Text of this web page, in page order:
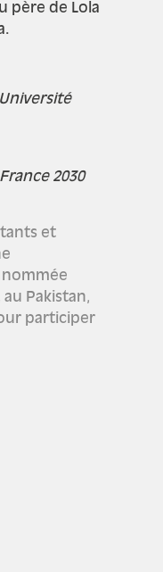
père de Lola
2030
et
nommée
Pakistan,
participer